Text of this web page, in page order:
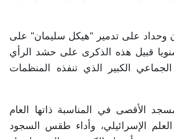
وحداد على تدمير "هيكل سليمان" على
قبيل هذه الذكرى على حشد الرأي
الكبير الذي تنفذه المنظمات
المسجد الأقصى في المناسبة ذاتها العام
الإسرائيلي، وأداء طقس السجود